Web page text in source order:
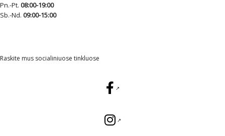
Pn.-Pt. 08:00-19:00
Sb.-Nd. 09:00-15:00
Raskite mus socialiniuose tinkluose